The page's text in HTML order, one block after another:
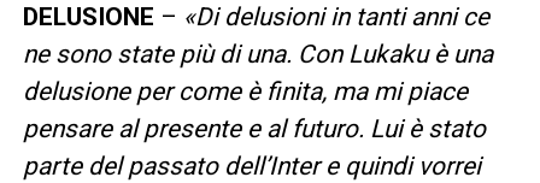
DELUSIONE – «Di delusioni in tanti anni ce
ne sono state più di una. Con Lukaku è una
delusione per come è finita, ma mi piace
pensare al presente e al futuro. Lui è stato
parte del passato dell’Inter e quindi vorrei